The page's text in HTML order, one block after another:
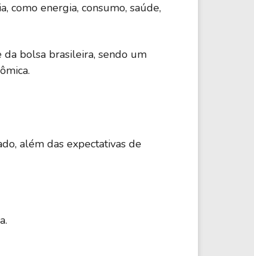
como energia, consumo, saúde,
da bolsa brasileira, sendo um
além das expectativas de